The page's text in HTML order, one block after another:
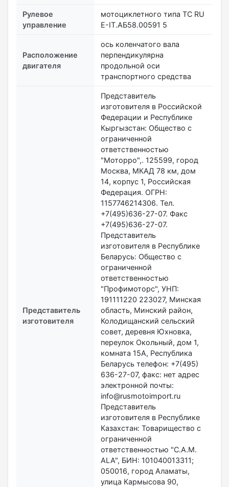
Рулевое
управление
мотоциклетного типа TC RU
E-IT.АБ58.00591 5
Расположение
двигателя
ось коленчатого вала
перпендикулярна
продольной оси
транспортного средства
Представитель
изготовителя
Представитель
изготовителя в Российской
Федерации и Республике
Кыргызстан: Общество с
ограниченной
ответственностью
"Моторро",. 125599, город
Москва, МКАД 78 км, дом
14, корпус 1, Российская
Федерация. ОГРН:
1157746214306. Тел.
+7(495)636-27-07. Факс
+7(495)636-27-07.
Представитель
изготовителя в Республике
Беларусь: Общество с
ограниченной
ответственностью
"Профимоторс", УНП:
191111220 223027, Минская
область, Минский район,
Колодищанский сельский
совет, деревня Юхновка,
переулок Окольный, дом 1,
комната 15А, Республика
Беларусь телефон: +7(495)
636-27-07, факс: нет адрес
электронной почты:
info@rusmotoimport.ru
Представитель
изготовителя в Республике
Казахстан: Товарищество с
ограниченной
ответственностью "C.A.M.
ALA", БИН: 101040013311;
050016, город Аламаты,
улица Кармысова 90,